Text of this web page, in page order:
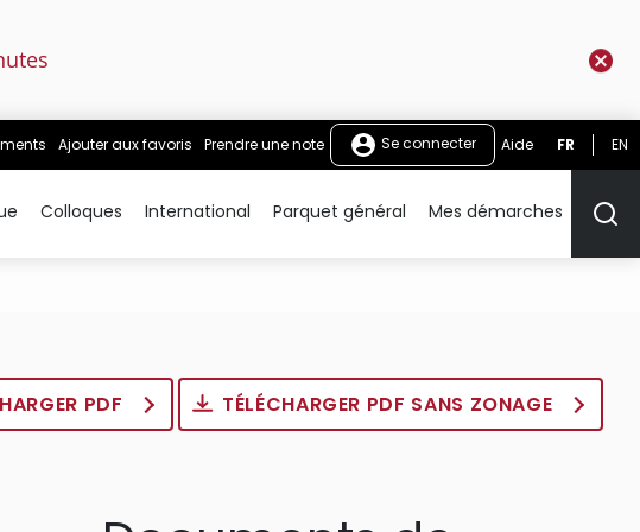
Ajouter aux favoris Prendre une note Se connecter Aide FR EN
Colloques International Parquet général Mes démarches
PDF TÉLÉCHARGER PDF SANS ZONAGE